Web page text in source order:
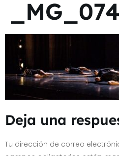
Deja una
Tu dirección de correo